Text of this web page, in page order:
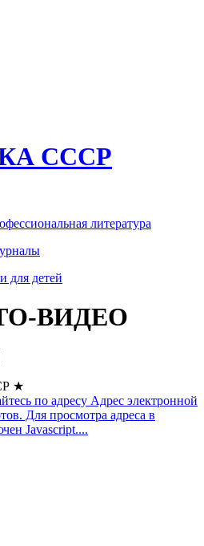
СССР
литература
для детей
ВИДЕО
★
по адресу Адрес электронной
Для просмотра адреса в
Javascript....